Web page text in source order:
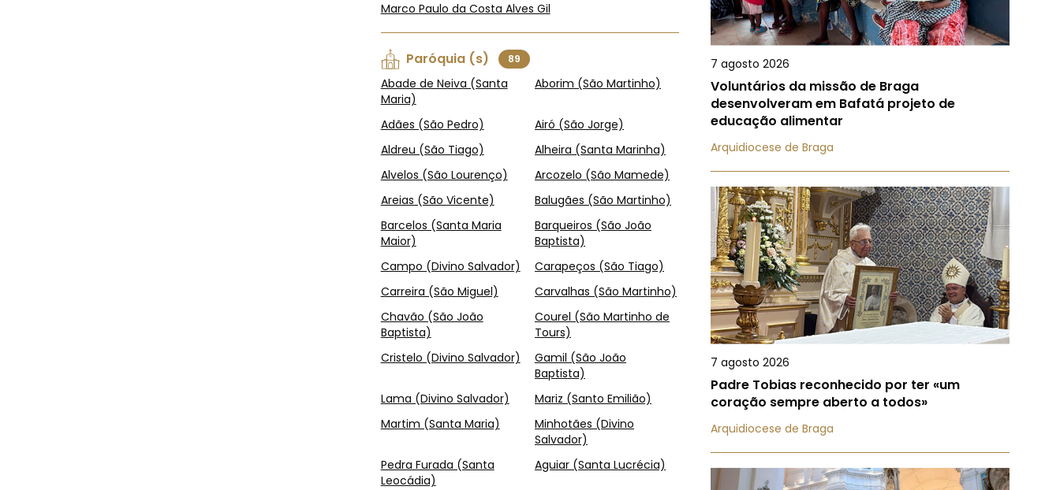
Marco Paulo da Costa Alves Gil
Paróquia (s) 89
Abade de Neiva (Santa
Maria)
Aborim (São Martinho)
Adães (São Pedro)
Airó (São Jorge)
Aldreu (São Tiago)
Alheira (Santa Marinha)
Alvelos (São Lourenço)
Arcozelo (São Mamede)
Areias (São Vicente)
Balugães (São Martinho)
Barcelos (Santa Maria
Maior)
Barqueiros (São João
Baptista)
Campo (Divino Salvador)
Carapeços (São Tiago)
Carreira (São Miguel)
Carvalhas (São Martinho)
Chavão (São João
Baptista)
Courel (São Martinho de
Tours)
Cristelo (Divino Salvador)
Gamil (São João
Baptista)
Lama (Divino Salvador)
Mariz (Santo Emilião)
Martim (Santa Maria)
Minhotães (Divino
Salvador)
Pedra Furada (Santa
Leocádia)
Aguiar (Santa Lucrécia)
7 agosto 2026
Voluntários da missão de Braga
desenvolveram em Bafatá projeto de
educação alimentar
Arquidiocese de Braga
7 agosto 2026
Padre Tobias reconhecido por ter «um
coração sempre aberto a todos»
Arquidiocese de Braga